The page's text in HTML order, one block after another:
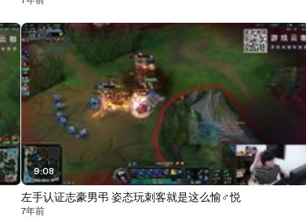
9:08
左手认证志豪男弔 姿态玩刺客就是这么愉♂悦
7年前